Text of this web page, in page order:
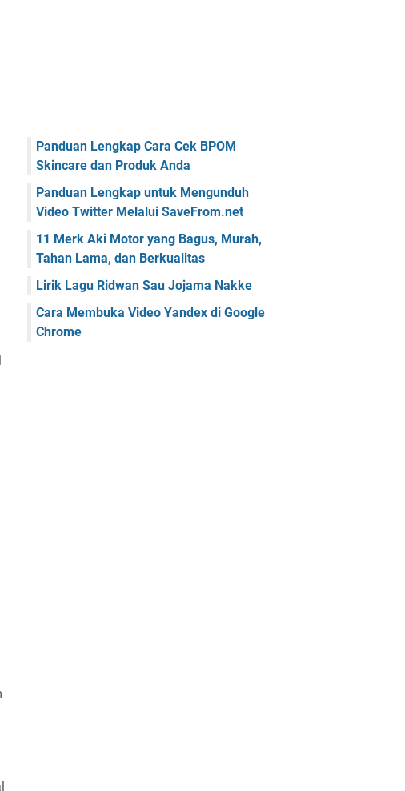
Panduan Lengkap Cara Cek BPOM
Skincare dan Produk Anda
Panduan Lengkap untuk Mengunduh
Video Twitter Melalui SaveFrom.net
11 Merk Aki Motor yang Bagus, Murah,
Tahan Lama, dan Berkualitas
Lirik Lagu Ridwan Sau Jojama Nakke
Cara Membuka Video Yandex di Google
Chrome